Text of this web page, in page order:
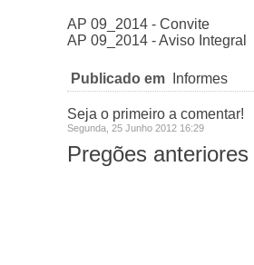
AP 09_2014 - Convite
AP 09_2014 - Aviso Integral
Publicado em Informes
Seja o primeiro a comentar!
Segunda, 25 Junho 2012 16:29
Pregões anteriores